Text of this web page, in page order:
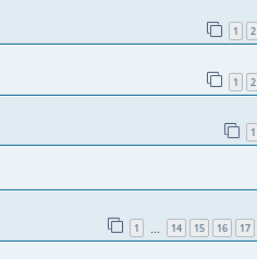
1 2
1 2
1
1 14 15 16 17